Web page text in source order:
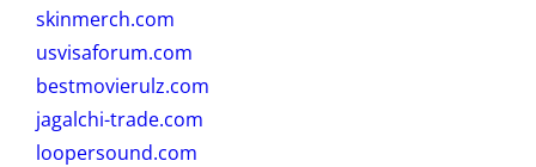
skinmerch.com
usvisaforum.com
bestmovierulz.com
jagalchi-trade.com
loopersound.com